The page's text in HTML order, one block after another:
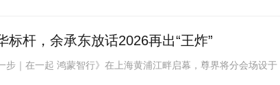
杆，余承东放话2026再出“王炸”
步｜在一起 鸿蒙智行》在上海黄浦江畔启幕，尊界将分会场设于